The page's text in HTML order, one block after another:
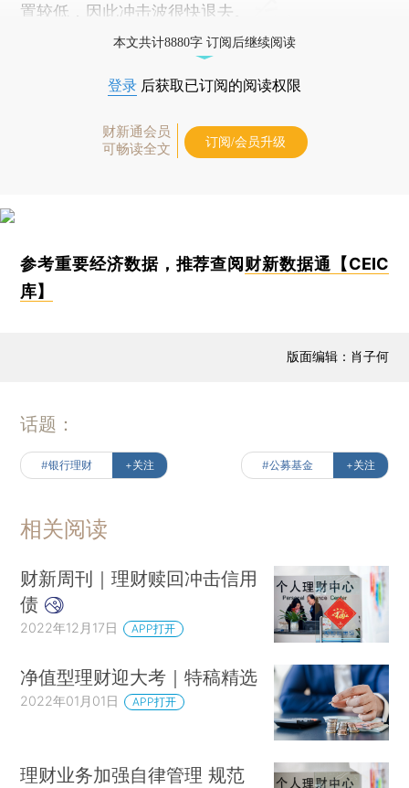
置较低，因此冲击波很快退去。
本文共计8880字 订阅后继续阅读
登录 后获取已订阅的阅读权限
财新通会员
可畅读全文
订阅/会员升级
参考重要经济数据，推荐查阅财新数据通【CEIC
库】
版面编辑：肖子何
话题：
#银行理财 +关注 #公募基金 +关注
相关阅读
财新周刊｜理财赎回冲击信用
债
2022年12月17日 APP打开
净值型理财迎大考｜特稿精选
2022年01月01日 APP打开
理财业务加强自律管理 规范